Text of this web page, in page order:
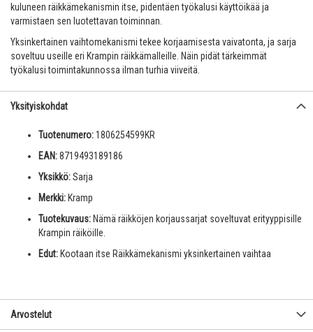
kuluneen räikkämekanismin itse, pidentäen työkalusi käyttöikää ja
varmistaen sen luotettavan toiminnan.
Yksinkertainen vaihtomekanismi tekee korjaamisesta vaivatonta, ja sarja
soveltuu useille eri Krampin räikkämalleille. Näin pidät tärkeimmät
työkalusi toimintakunnossa ilman turhia viiveitä.
Yksityiskohdat
Tuotenumero:1806254599KR
EAN:8719493189186
Yksikkö:Sarja
Merkki: Kramp
Tuotekuvaus: Nämä räikköjen korjaussarjat soveltuvat erityyppisille
Krampin räiköille.
Edut: Kootaan itse Räikkämekanismi yksinkertainen vaihtaa
Arvostelut